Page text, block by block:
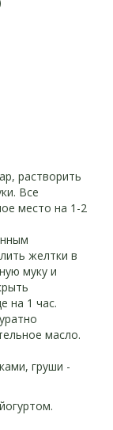
растворить
Все
место на 1-2
желтки в
муку и
на 1 час.
масло.
груши -